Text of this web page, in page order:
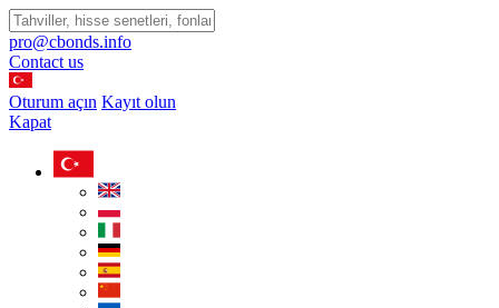
pro@cbonds.info
Contact us
Oturum açın Kayıt olun
Kapat